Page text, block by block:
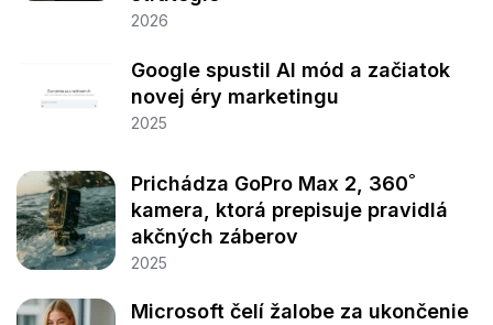
2026
Google spustil AI mód a začiatok
novej éry marketingu
2025
Prichádza GoPro Max 2, 360˚
kamera, ktorá prepisuje pravidlá
akčných záberov
2025
Microsoft čelí žalobe za ukončenie